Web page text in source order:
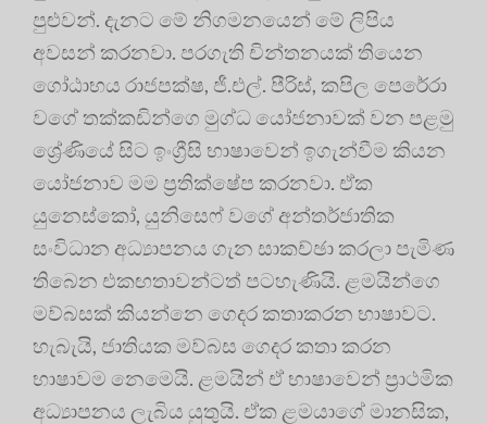
පුළුවන්. දැනට මේ නිගමනයෙන් මේ ලිපිය
අවසන් කරනවා. පරගැති චින්තනයක් තියෙන
ගෝඨාභය රාජපක්ෂ, ජී.එල්. පීරිස්, කපිල පෙරේරා
වගේ තක්කඩින්ගෙ මුග්ධ යෝජනාවක් වන පළමු
ශ්‍රේණියේ සිට ඉංග්‍රීසි භාෂාවෙන් ඉගැන්වීම කියන
යෝජනාව මම ප්‍රතික්ෂේප කරනවා. ඒක
යුනෙස්කෝ, යුනිසෙෆ් වගේ අන්තර්ජාතික
සංවිධාන අධ්‍යාපනය ගැන සාකච්ඡා කරලා පැමිණ
තිබෙන එකඟතාවන්ටත් පටහැණියි. ළමයින්ගෙ
මව්බසක් කියන්නෙ ගෙදර කතාකරන භාෂාවට.
හැබැයි, ජාතියක මව්බස ගෙදර කතා කරන
භාෂාවම නෙමෙයි. ළමයින් ඒ භාෂාවෙන් ප්‍රාථමික
අධ්‍යාපනය ලැබිය යුතුයි. ඒක ළමයාගේ මානසික,